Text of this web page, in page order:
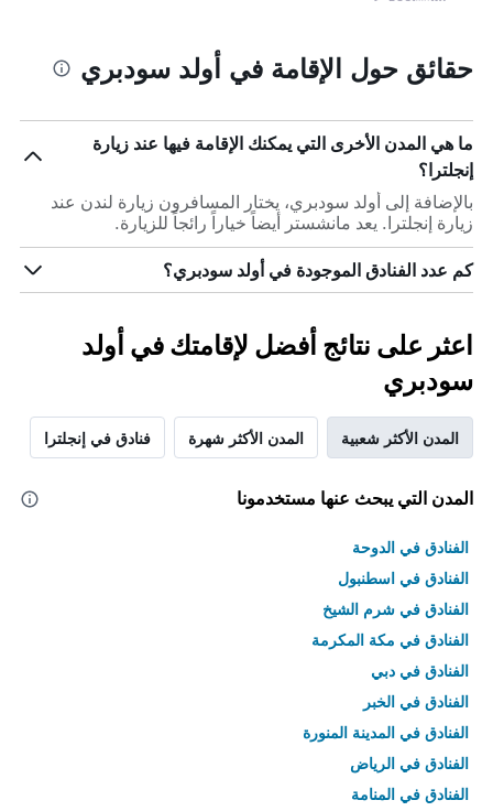
حقائق حول الإقامة في أولد سودبري
ما هي المدن الأخرى التي يمكنك الإقامة فيها عند زيارة
إنجلترا؟
بالإضافة إلى أولد سودبري، يختار المسافرون زيارة لندن عند
زيارة إنجلترا. يعد مانشستر أيضاً خياراً رائجاً للزيارة.
كم عدد الفنادق الموجودة في أولد سودبري؟
اعثر على نتائج أفضل لإقامتك في أولد
سودبري
المدن الأكثر شعبية المدن الأكثر شهرة فنادق في إنجلترا
المدن التي يبحث عنها مستخدمونا
الفنادق في الدوحة
الفنادق في اسطنبول
الفنادق في شرم الشيخ
الفنادق في مكة المكرمة
الفنادق في دبي
الفنادق في الخبر
الفنادق في المدينة المنورة
الفنادق في الرياض
الفنادق في المنامة